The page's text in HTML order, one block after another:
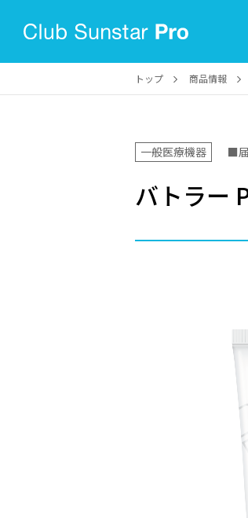
トップ 商品情報
一般医療機器 ■
バトラー